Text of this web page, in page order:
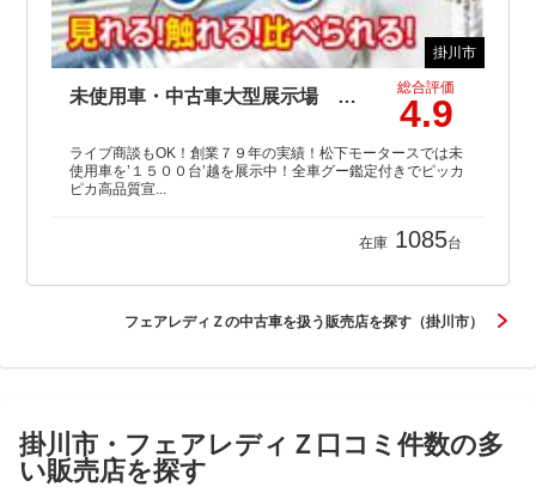
掛川市
未使用車・中古車大型展示場 松下モータース 総合評価
4.9
ライブ商談もOK！創業７９年の実績！松下モータースでは未
使用車を’１５００台’越を展示中！全車グー鑑定付きでピッカ
ピカ高品質宣...
在庫 1085台
フェアレディＺの中古車を扱う販売店を探す（掛川市）
掛川市・フェアレディＺ口コミ件数の多
い販売店を探す